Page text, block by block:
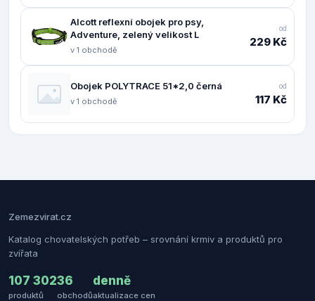
Alcott reflexní obojek pro psy,
Adventure, zelený velikost L
v 1 obchodě
od
229 Kč
Obojek POLYTRACE 51*2,0 černá
v 1 obchodě
od
117 Kč
Zemezvirat.cz
Katalog chovatelských potřeb – srovnání krmiv a produktů pro
zvířata
107 302
produktů
36
obchodů
denně
aktualizace cen